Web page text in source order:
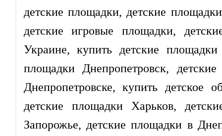
детские площадки, детские
детские игровые площадки,
Украине, купить детские
площадки Днепропетровск,
Днепропетровске, купить детское
детские площадки Харьков,
Запорожье, детские площадки в